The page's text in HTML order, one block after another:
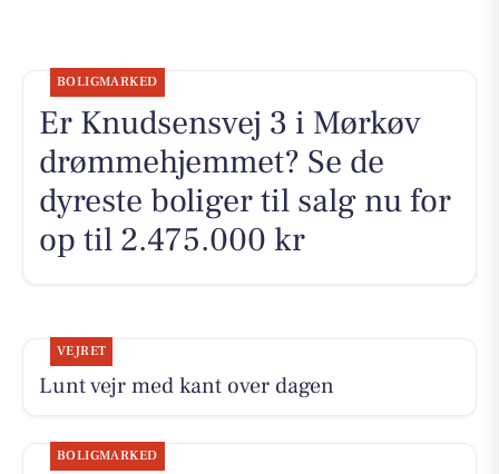
BOLIGMARKED
Er Knudsensvej 3 i Mørkøv
drømmehjemmet? Se de
dyreste boliger til salg nu for
op til 2.475.000 kr
VEJRET
Lunt vejr med kant over dagen
BOLIGMARKED